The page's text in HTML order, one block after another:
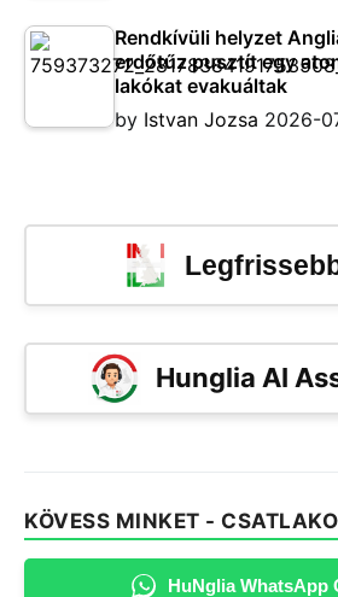
Rendkívüli helyzet
erdőtűz pusztít egy
lakókat evakuáltak
by Istvan Jozsa 2026-
Hunglia AI
KÖVESS MINKET -
HuNglia WhatsApp